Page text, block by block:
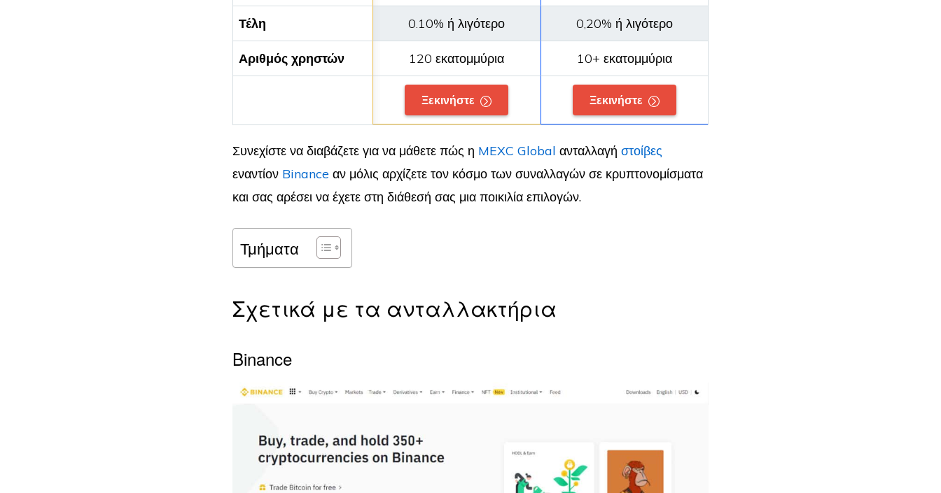
Τέλη 0.10% ή λιγότερο 0,20% ή λιγότερο
Αριθμός χρηστών 120 εκατομμύρια 10+ εκατομμύρια
Ξεκινήστε Ξεκινήστε
Συνεχίστε να διαβάζετε για να μάθετε πώς η MEXC Global ανταλλαγή στοίβες
εναντίον Binance αν μόλις αρχίζετε τον κόσμο των συναλλαγών σε κρυπτονομίσματα
και σας αρέσει να έχετε στη διάθεσή σας μια ποικιλία επιλογών.
Τμήματα
Σχετικά με τα ανταλλακτήρια
Binance